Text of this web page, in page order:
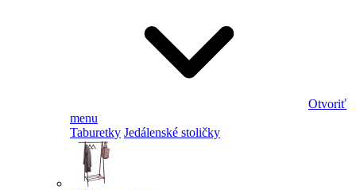
Otvoriť
menu
Taburetky Jedálenské stoličky